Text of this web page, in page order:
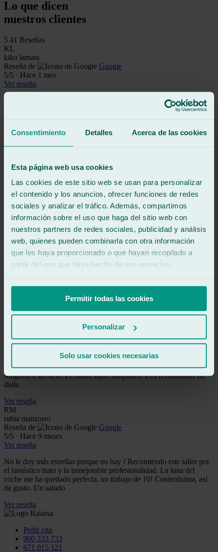
Consentimiento Detalles Acerca de las cookies
Esta página web usa cookies
Las cookies de este sitio web se usan para personalizar
el contenido y los anuncios, ofrecer funciones de redes
sociales y analizar el tráfico. Además, compartimos
información sobre el uso que haga del sitio web con
nuestros partners de redes sociales, publicidad y análisis
web, quienes pueden combinarla con otra información
que les haya proporcionado o que hayan recopilado a
partir del uso que haya hecho de sus servicios.
Permitir todas las cookies
Personalizar
Solo usar cookies necesarias
Lo que dicen
nuestros clientes
5 41 Reseñas
KL
kiko lamata
Reseña de
Google
5/5 · Hace 1 mes
Ver reseña
Fantástico servicio y atención. Gestionan ellos todos los trámites del
seguro y todo son facilidades. Muy profesionales y serios.
ER
Ver reseña
Muy rápidos, quedó bastante bien
Ver reseña
volker schroeter
Reseña de
Google
/5· Hace 4 meses
Ver reseña
Absolut empfehlenswert! Ich hatte einen massiven Steinschlag in
wurden vom freundlichen und kompetenten Personal perfekt und zu
einem fairen Preis ausgeführt.
Ver reseña
Reseña de
Google
Magnífico servicio. Personal super simpático. Los recomiendo sin
duda
Ver reseña
RM
rubia manzorro
Reseña de
Google
5/5 · Hace 9 meses
Ver reseña
No le doy más estrellas porque no hay ! Recomiendo este taller por
el fantástico trato y la inmejorable profesionalidad. La luna del
coche me ha quedado perfecta, un trabajo de 10! Contentisima, así
da gusto. Un saludo
Ver reseña
Pedir cita
900 333 733
671 015 121